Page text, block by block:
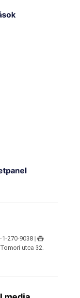
1-270-9038 |
utca 32.